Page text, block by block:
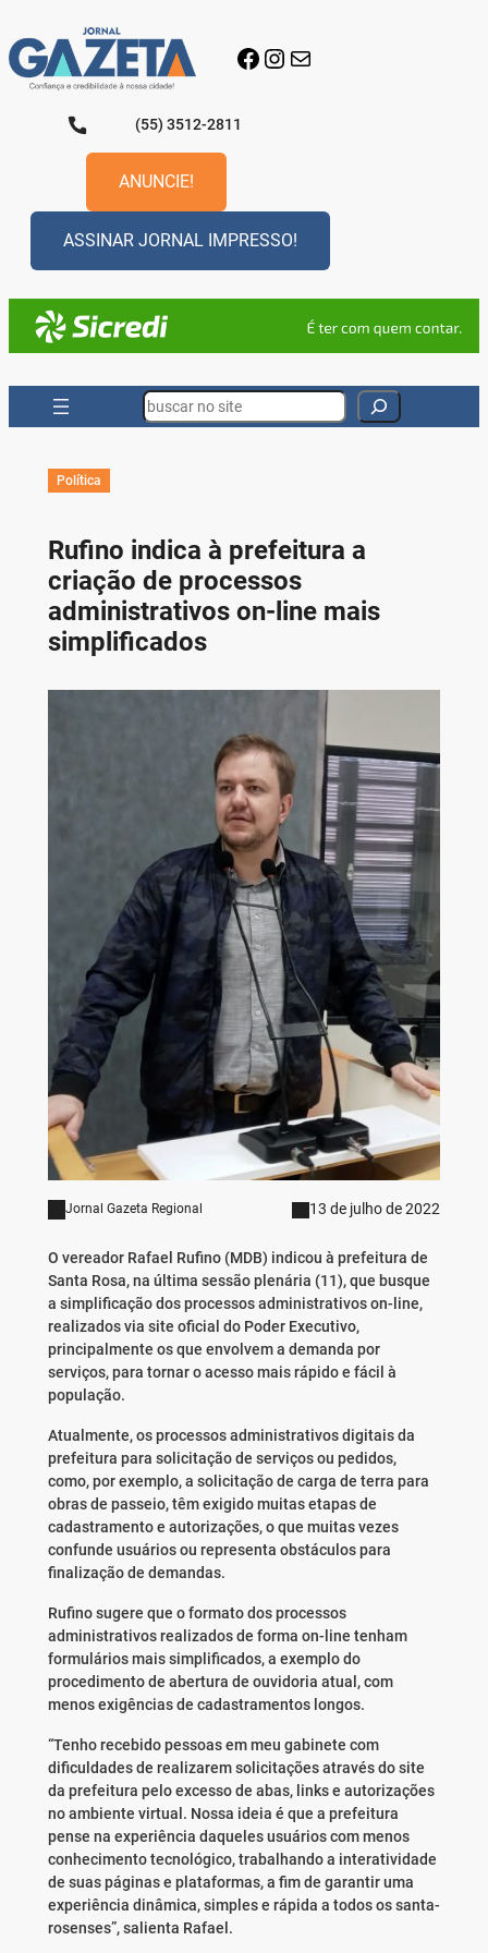
para
o
conteúdo
Facebook
Instagram
E-mail
(55) 3512-2811
ANUNCIE!
ASSINAR JORNAL IMPRESSO!
Search
Política
Rufino indica à prefeitura a
criação de processos
administrativos on-line mais
simplificados
Jornal Gazeta Regional 13 de julho de 2022
O vereador Rafael Rufino (MDB) indicou à prefeitura de
Santa Rosa, na última sessão plenária (11), que busque
a simplificação dos processos administrativos on-line,
realizados via site oficial do Poder Executivo,
principalmente os que envolvem a demanda por
serviços, para tornar o acesso mais rápido e fácil à
população.
Atualmente, os processos administrativos digitais da
prefeitura para solicitação de serviços ou pedidos,
como, por exemplo, a solicitação de carga de terra para
obras de passeio, têm exigido muitas etapas de
cadastramento e autorizações, o que muitas vezes
confunde usuários ou representa obstáculos para
finalização de demandas.
Rufino sugere que o formato dos processos
administrativos realizados de forma on-line tenham
formulários mais simplificados, a exemplo do
procedimento de abertura de ouvidoria atual, com
menos exigências de cadastramentos longos.
“Tenho recebido pessoas em meu gabinete com
dificuldades de realizarem solicitações através do site
da prefeitura pelo excesso de abas, links e autorizações
no ambiente virtual. Nossa ideia é que a prefeitura
pense na experiência daqueles usuários com menos
conhecimento tecnológico, trabalhando a interatividade
de suas páginas e plataformas, a fim de garantir uma
experiência dinâmica, simples e rápida a todos os santa-
rosenses”, salienta Rafael.